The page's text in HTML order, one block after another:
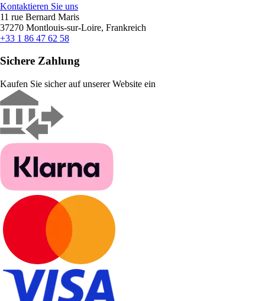
Kontaktieren Sie uns
11 rue Bernard Maris
37270 Montlouis-sur-Loire, Frankreich
+33 1 86 47 62 58
Sichere Zahlung
Kaufen Sie sicher auf unserer Website ein